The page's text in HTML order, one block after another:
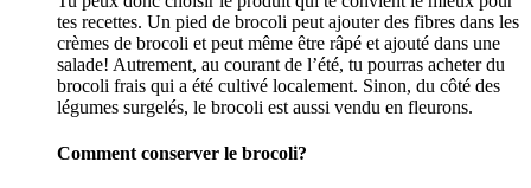
tes recettes. Un pied de brocoli peut ajouter des fibres dans les
crèmes de brocoli et peut même être râpé et ajouté dans une
salade! Autrement, au courant de l’été, tu pourras acheter du
brocoli frais qui a été cultivé localement. Sinon, du côté des
légumes surgelés, le brocoli est aussi vendu en fleurons.
Comment conserver le brocoli?